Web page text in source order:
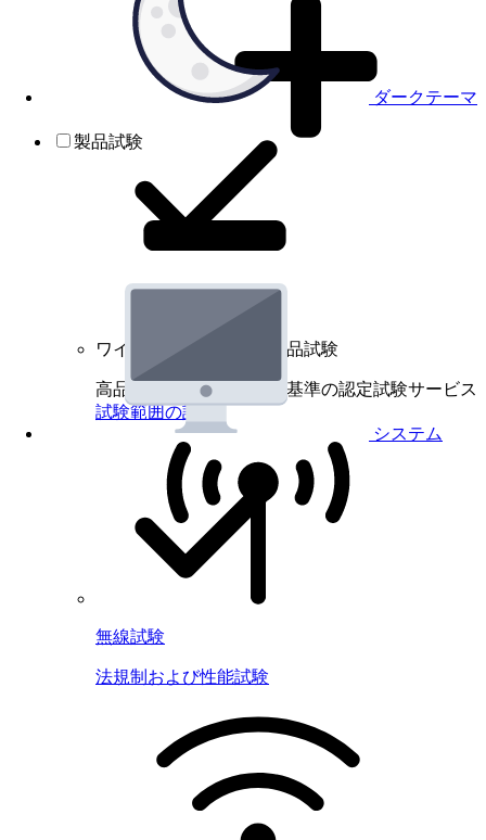
ダークテーマ
システム
製品試験
ワイヤレスデバイスの製品試験
高品質規格に基づく国際基準の認定試験サービス
試験範囲の詳細
無線試験
法規制および性能試験